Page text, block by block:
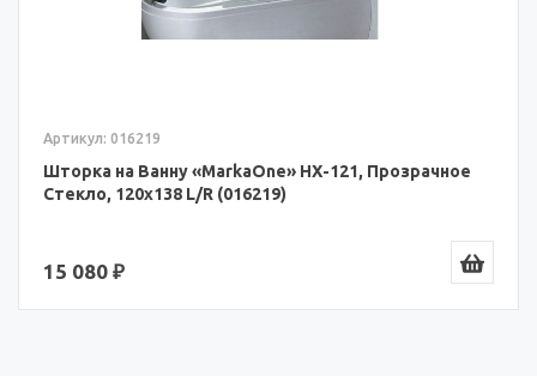
Артикул: 016219
Шторка на Ванну «MarkaOne» HX-121, Прозрачное
Стекло, 120x138 L/R (016219)
15 080 ₽